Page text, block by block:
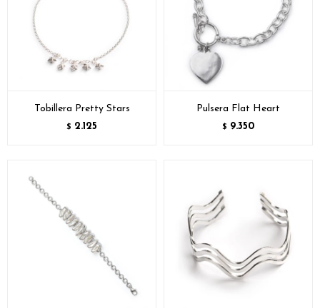
Tobillera Pretty Stars
$ 2.125
Pulsera Flat Heart
$ 9.350